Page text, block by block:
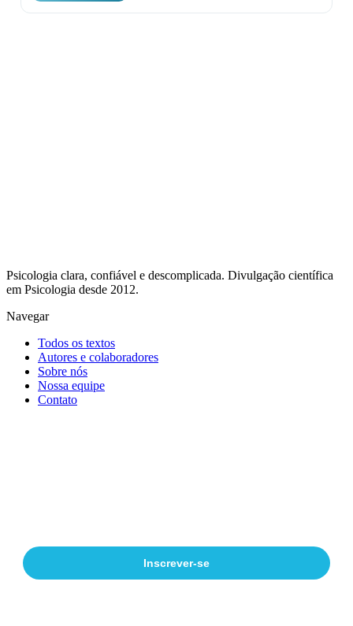
Psicologia clara, confiável e descomplicada. Divulgação científica
em Psicologia desde 2012.
Navegar
Todos os textos
Autores e colaboradores
Sobre nós
Nossa equipe
Contato
Inscrever-se